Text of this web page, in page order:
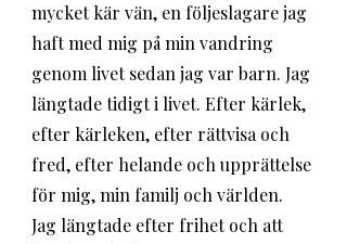
mycket kär vän, en följeslagare jag
haft med mig på min vandring
genom livet sedan jag var barn. Jag
längtade tidigt i livet. Efter kärlek,
efter kärleken, efter rättvisa och
fred, efter helande och upprättelse
för mig, min familj och världen.
Jag längtade efter frihet och att